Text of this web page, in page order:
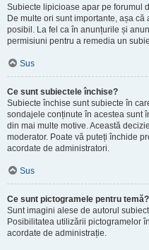
Subiecte lipicioase apar pe forumul
De multe ori sunt importante, așa
posibil. La fel ca în anunțurile și
permisiuni pentru a remedia un
Sus
Ce sunt subiectele închise?
Subiecte închise sunt subiecte în
sondajele conținute în acestea sunt
din mai multe motive. Această
moderator. Poate vă puteți închide
acordate de administratori.
Sus
Ce sunt pictogramele pentru temă?
Sunt imagini alese de autorul
Posibilitatea utilizării pictogramelor
acordate de administrație.